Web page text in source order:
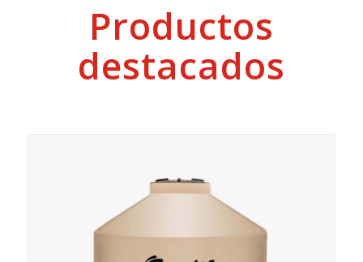
Productos
destacados